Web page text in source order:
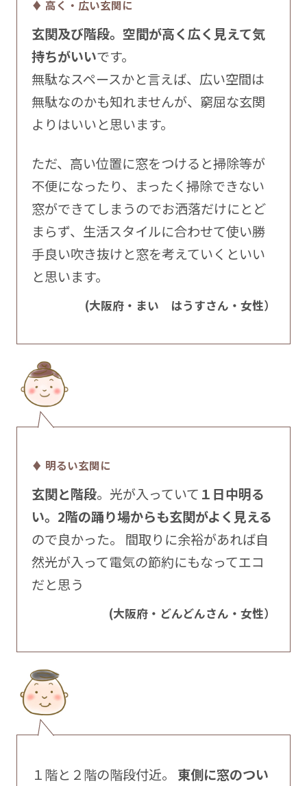
♦ 高く・広い玄関に
玄関及び階段。空間が高く広く見えて気
持ちがいいです。
無駄なスペースかと言えば、広い空間は
無駄なのかも知れませんが、窮屈な玄関
よりはいいと思います。
ただ、高い位置に窓をつけると掃除等が
不便になったり、まったく掃除できない
窓ができてしまうのでお洒落だけにとど
まらず、生活スタイルに合わせて使い勝
手良い吹き抜けと窓を考えていくといい
と思います。
(大阪府・まい はうすさん・女性）
♦ 明るい玄関に
玄関と階段。光が入っていて １日中明る
い。2階の踊り場からも玄関がよく見える
ので良かった。 間取りに余裕があれば自
然光が入って電気の節約にもなってエコ
だと思う
(大阪府・どんどんさん・女性）
１階と２階の階段付近。 東側に窓のつい